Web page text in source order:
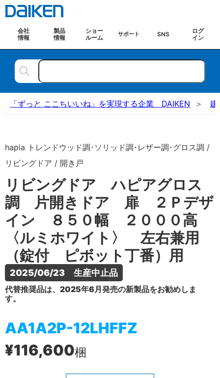
会社
情報
製品
情報
ショー
ルーム
サポート SNS
ログ
イン
「ずっと ここちいいね」を実現する企業 DAIKEN 建
hapia トレンドウッド調･ソリッド調･レザー調･グロス調 /
リビングドア / 開き戸
リビングドア ハピアグロス
調 片開きドア 扉 ２Ｐデザ
イン ８５０幅 ２０００高
〈ルミホワイト〉 左右兼用
（錠付 ピボット丁番）用
2025/06/23　生産中止品
代替推奨品は、2025年6月発売の新製品をお勧めしま
す。
AA1A2P-12LHFFZ
¥116,600梱